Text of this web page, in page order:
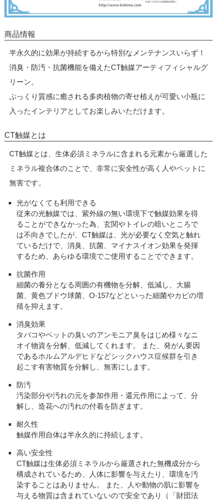
商品情報
半永久的に効果が持続するから特別なメンテナンスいらず！
消臭・防汚・抗菌機能を備えたCT触媒アーティフィシャルグ
リーン。
ぷっくり質感に癒される多肉植物の寄せ植えが可愛い小瓶に
入ったインテリアとしてお楽しみいただけます。
CT触媒とは
CT触媒とは、生体必須ミネラルに含まれる元素から厳選した
ミネラル複合体のことで、非常に安全性が高く人やペットに
無害です。
光がなくても利用できる
従来の光触媒では、紫外線の無い環境下で触媒効果を得
ることができなかった為、玄関やトイレの暗いところで
は不向きでしたが、CT触媒は、光が必要なく空気と触れ
ているだけで、消臭、抗菌、マイナスイオン効果を発揮
するため、あらゆる環境でご使用することでできます。
抗菌作用
細菌の養分となる周囲の有機物を分解、低減し、大腸
菌、黄色ブドウ球菌、O-157などといった細菌やカビの増
殖を抑えます。
消臭効果
タバコやペットの臭いのアンモニア臭をはじめ様々なニ
オイ物資を分解、低減してくれます。 また、発がん要因
であるホルムアルデヒドなどシックハウス症候群を引き
起こす有害物質を分解し、無害にします。
防汚
汚染部分や汚れの元を参加作用・還元作用によって、分
解し、造花への汚れの付着を防ぎます。
耐久性
触媒作用自体は半永久的に持続します。
高い安全性
CT触媒は生体必須ミネラルから厳選された無機成分から
構成されているため、人体に影響を与えたり、環境を汚
染することはありません。 また、人や動物の肌に影響を
与える物質は含まれていないので安全であり（「財団法